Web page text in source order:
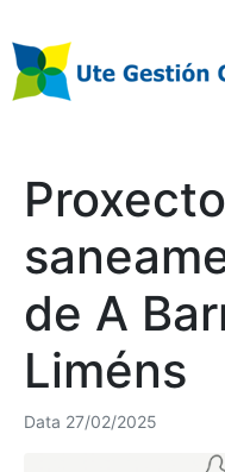
de A
Liméns
Data 27/02/2025